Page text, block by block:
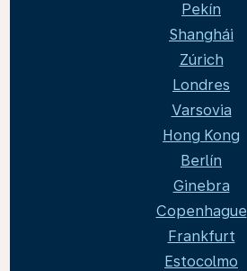
Pekín
Shanghái
Zúrich
Londres
Varsovia
Hong Kong
Berlín
Ginebra
Copenhague
Frankfurt
Estocolmo